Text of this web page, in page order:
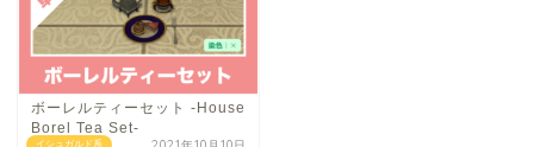
イシュガルド系
ボーレルティーセット -House
Borel Tea Set-